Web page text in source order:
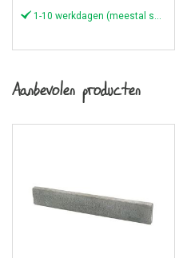
Aanbevolen producten